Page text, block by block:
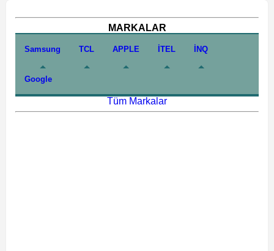
MARKALAR
Samsung TCL APPLE İTEL İNQ
Google
Tüm Markalar